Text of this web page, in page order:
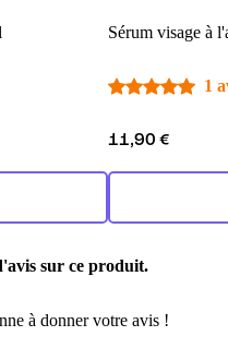
Sérum visage à
1
11,90 €
sur ce produit.
à donner votre avis !